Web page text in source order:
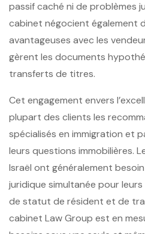
passif caché ni de problèmes
cabinet négocient également
avantageuses avec les
gèrent les documents
transferts de titres.
Cet engagement envers
plupart des clients les
spécialisés en immigration et
leurs questions immobilières.
Israël ont généralement
juridique simultanée pour
de statut de résident et de
cabinet Law Group est en